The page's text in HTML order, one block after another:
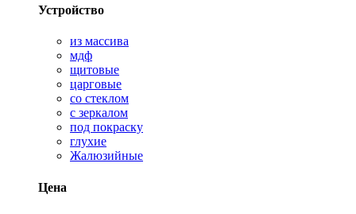
Устройство
из массива
мдф
щитовые
царговые
со стеклом
с зеркалом
под покраску
глухие
Жалюзийные
Цена